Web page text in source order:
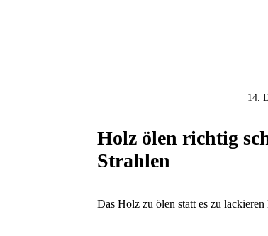
14.
Holz ölen richtig
Strahlen
Das Holz zu ölen statt es zu